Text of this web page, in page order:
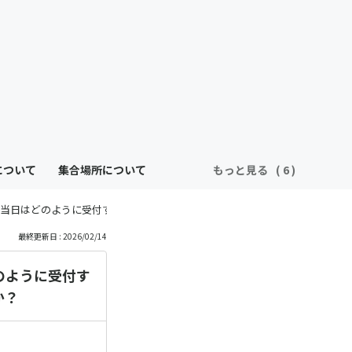
いて 集合場所について もっと見る
日はどのように受付すればよろしいですか？予約票を印刷して持参すれ
最終更新日 : 2026/02/14
うに受付す